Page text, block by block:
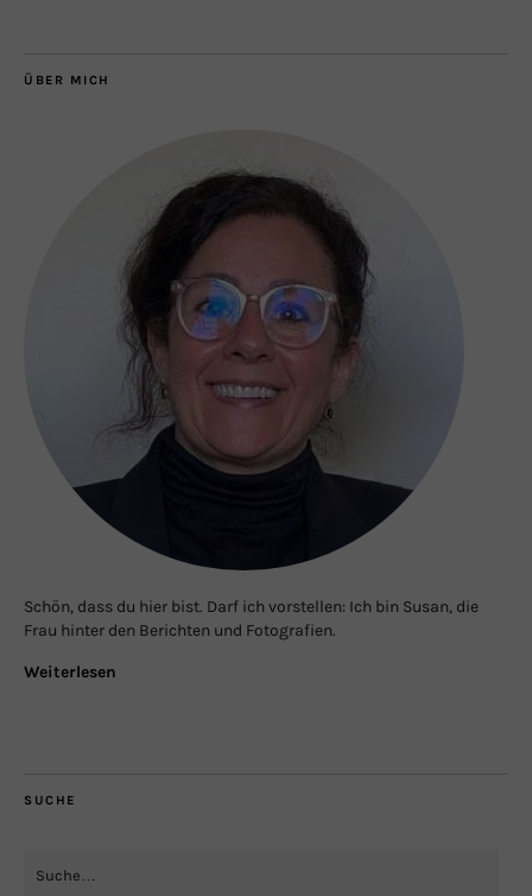
ÜBER MICH
Schön, dass du hier bist. Darf ich vorstellen: Ich bin Susan, die
Frau hinter den Berichten und Fotografien.
Weiterlesen
SUCHE